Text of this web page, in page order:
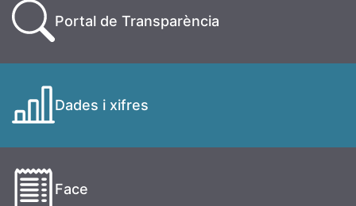
Portal de Transparència
Dades i xifres
Face